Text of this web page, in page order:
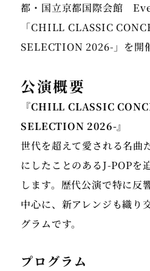
都・国立京都国際会館
「CHILL CLASSIC
SELECTION 2026-」を開
公演概要
『CHILL CLASSIC
SELECTION 2026-』
世代を超えて愛される名曲
にしたことのあるJ-POPを
します。歴代公演で特に反
中心に、新アレンジも織り
グラムです。
プログラム